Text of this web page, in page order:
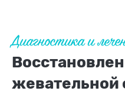
Диагностика и
жевательной